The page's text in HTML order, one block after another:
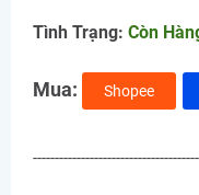
Tình Trạng: Còn
Mua: Shopee